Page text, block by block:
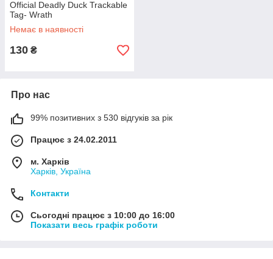
Official Deadly Duck Trackable
Tag- Wrath
Немає в наявності
130 ₴
Про нас
99% позитивних з 530 відгуків за рік
Працює з 24.02.2011
м. Харків
Харків, Україна
Контакти
Сьогодні працює з 10:00 до 16:00
Показати весь графік роботи